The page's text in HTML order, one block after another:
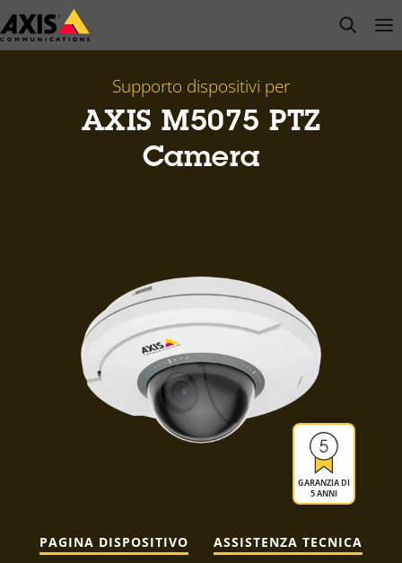
Salta
al
open
Supporto dispositivi per
AXIS M5075 PTZ
Camera
GARANZIA DI
5 ANNI
PAGINA DISPOSITIVO ASSISTENZA TECNICA